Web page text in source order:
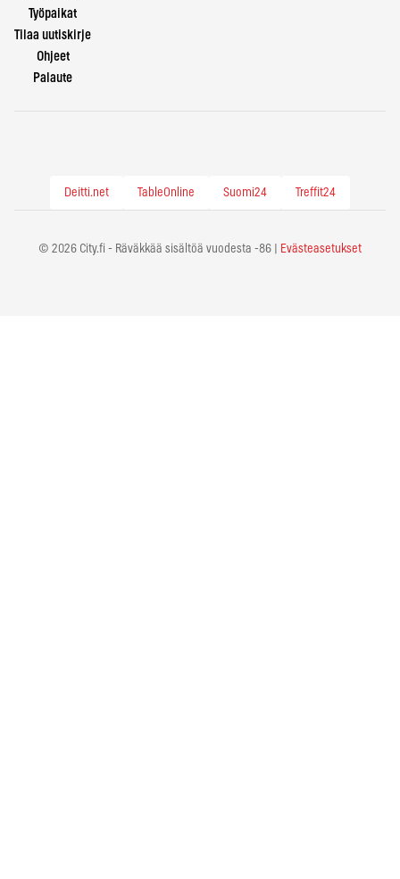
Työpaikat
Tilaa uutiskirje
Ohjeet
Palaute
Deitti.net TableOnline Suomi24 Treffit24
© 2026 City.fi - Räväkkää sisältöä vuodesta -86 | Evästeasetukset